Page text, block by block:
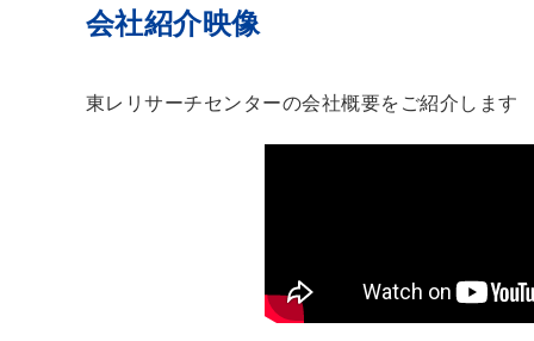
会社紹介映像
東レリサーチセンターの会社概要をご紹介します